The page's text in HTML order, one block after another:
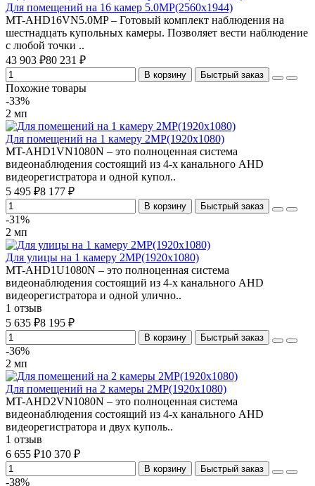
Для помещений на 16 камер 5.0MP(2560x1944)
MT-AHD16VN5.0MP – Готовый комплект наблюдения на
шестнадцать купольных камеры. Позволяет вести наблюдение
с любой точки ..
43 903 ₽80 231 ₽
В корзину Быстрый заказ
Похожие товары
-33%
2 мп
Для помещений на 1 камеру 2MP(1920х1080)
MT-AHD1VN1080N – это полноценная система
видеонаблюдения состоящий из 4-х канального AHD
видеорегистратора и одной купол..
5 495 ₽8 177 ₽
В корзину Быстрый заказ
-31%
2 мп
Для улицы на 1 камеру 2MP(1920х1080)
MT-AHD1U1080N – это полноценная система
видеонаблюдения состоящий из 4-х канального AHD
видеорегистратора и одной улично..
1 отзыв
5 635 ₽8 195 ₽
В корзину Быстрый заказ
-36%
2 мп
Для помещений на 2 камеры 2MP(1920х1080)
MT-AHD2VN1080N – это полноценная система
видеонаблюдения состоящий из 4-х канального AHD
видеорегистратора и двух куполь..
1 отзыв
6 655 ₽10 370 ₽
В корзину Быстрый заказ
-38%